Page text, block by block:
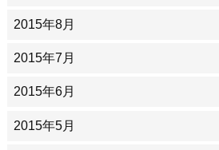
2015年8月
2015年7月
2015年6月
2015年5月